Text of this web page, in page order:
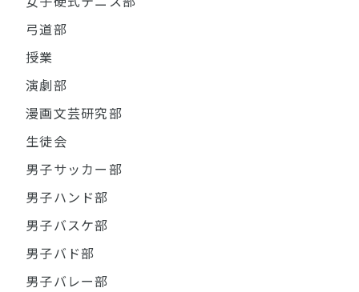
弓道部
授業
演劇部
漫画文芸研究部
生徒会
男子サッカー部
男子ハンド部
男子バスケ部
男子バド部
男子バレー部